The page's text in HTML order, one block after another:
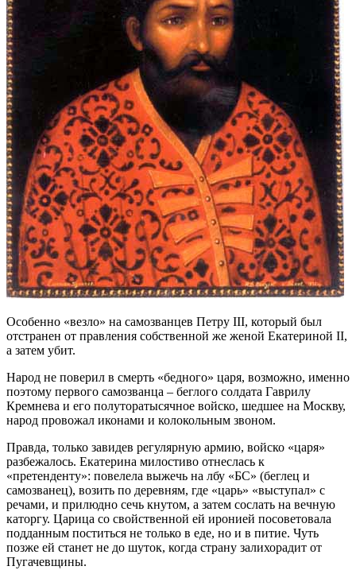
Особенно «везло» на самозванцев Петру III, который был
отстранен от правления собственной же женой Екатериной II,
а затем убит.
Народ не поверил в смерть «бедного» царя, возможно, именно
поэтому первого самозванца – беглого солдата Гаврилу
Кремнева и его полуторатысячное войско, шедшее на Москву,
народ провожал иконами и колокольным звоном.
Правда, только завидев регулярную армию, войско «царя»
разбежалось. Екатерина милостиво отнеслась к
«претенденту»: повелела выжечь на лбу «БС» (беглец и
самозванец), возить по деревням, где «царь» «выступал» с
речами, и прилюдно сечь кнутом, а затем сослать на вечную
каторгу. Царица со свойственной ей иронией посоветовала
подданным поститься не только в еде, но и в питие. Чуть
позже ей станет не до шуток, когда страну залихорадит от
Пугачевщины.